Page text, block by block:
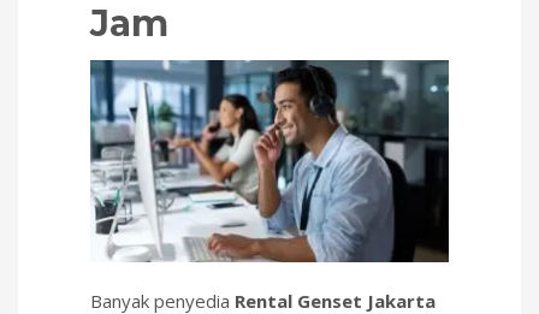
Jam
Banyak penyedia Rental Genset Jakarta